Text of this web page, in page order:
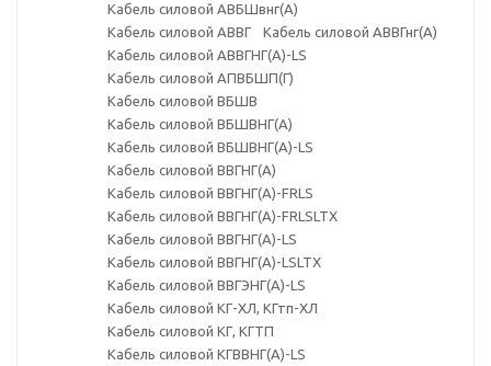
Кабель силовой АВБШвнг(А)
Кабель силовой АВВГ
Кабель силовой АВВГнг(А)
Кабель силовой АВВГНГ(А)-LS
Кабель силовой АПВБШП(Г)
Кабель силовой ВБШВ
Кабель силовой ВБШВНГ(А)
Кабель силовой ВБШВНГ(А)-LS
Кабель силовой ВВГНГ(А)
Кабель силовой ВВГНГ(А)-FRLS
Кабель силовой ВВГНГ(А)-FRLSLTX
Кабель силовой ВВГНГ(А)-LS
Кабель силовой ВВГНГ(А)-LSLTX
Кабель силовой ВВГЭНГ(А)-LS
Кабель силовой КГ-ХЛ, КГтп-ХЛ
Кабель силовой КГ, КГТП
Кабель силовой КГВВНГ(А)-LS